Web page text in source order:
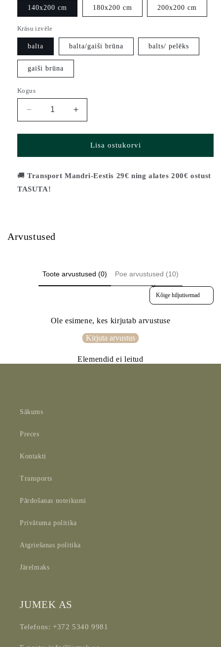
140x200 cm 180x200 cm 200x200 cm
Krāsu izvēle
balta balta/gaiši brūna balts/ pelēks
gaiši brūna
Kogus
Vähenda
Divvietīga
gulta
(3
kogust
Suurenda
Divvietīga
gulta
HARRI
(3
kogust
Lisa ostukorvi
🚚Transport Mandri-Eestis 29€ ning alates 200€ ostust
TASUTA!
Arvustused
Toote arvustused (0) Poe arvustused (10)
Sort reviews by
Ole esimene, kes kirjutab arvustuse
Kirjuta arvustus
Elemendid ei leitud
Sākums
Preces
Kontakti
Transports
Pārdošanas noteikumi
Privātuma politika
Atgriešanas politika
Järelmaks
JUMEK AS
Telefons: +372 5340 9981